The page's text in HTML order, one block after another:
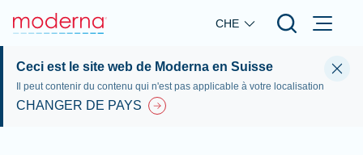
Skip to main content
CHE
Ceci est le site web de Moderna en Suisse
Il peut contenir du contenu qui n'est pas applicable à votre localisation
CHANGER DE PAYS